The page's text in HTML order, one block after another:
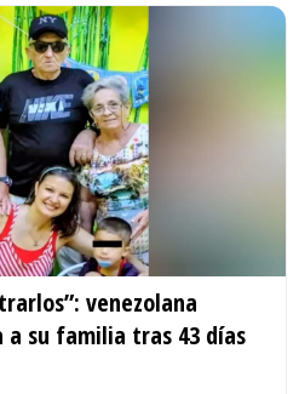
venezolana
su familia tras 43 días